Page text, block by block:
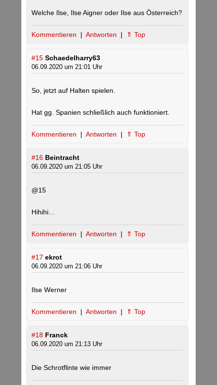
Welche Ilse, Ilse Aigner oder Ilse aus Österreich?
Kommentieren | Antworten | ⇑ Top
#15 Schaedelharry63
06.09.2020 um 21:01 Uhr
So, jetzt auf Halten spielen.
Hat gg. Spanien schließlich auch funktioniert.
Kommentieren | Antworten | ⇑ Top
#16 Beintracht
06.09.2020 um 21:05 Uhr
@15
Hihihi…
Kommentieren | Antworten | ⇑ Top
#17 ekrot
06.09.2020 um 21:06 Uhr
Ilse Werner
Kommentieren | Antworten | ⇑ Top
#18 Franck
06.09.2020 um 21:13 Uhr
Die Schrotflinte wie immer